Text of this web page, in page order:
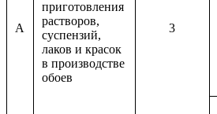
A
приготовления
растворов,
суспензий,
лаков и красок
в производстве
обоев
3